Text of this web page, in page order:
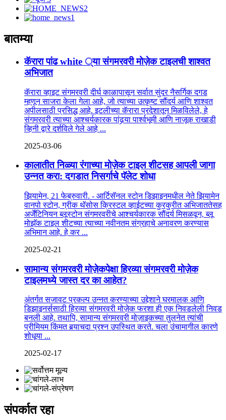
बातम्या
कॅरारा पांढ white ्या संगमरवरी मोज़ेक टाइलची शाश्वत
अभिजात
कॅरारा व्हाइट संगमरवरी दीर्घ काळापासून सर्वात सुंदर नैसर्गिक दगड
म्हणून साजरा केला गेला आहे, जो त्याच्या उत्कृष्ट सौंदर्य आणि शाश्वत
अपीलसाठी प्रसिद्ध आहे. इटलीच्या कॅरारा प्रदेशातून मिळविलेले, हे
संगमरवरी त्याच्या आश्चर्यकारक पांढर्‍या पार्श्वभूमी आणि नाजूक राखाडी
व्हिनी द्वारे दर्शविले गेले आहे ...
2025-03-06
कालातीत निळ्या रंगाच्या मोज़ेक टाइल शीटसह आपली जागा
उन्नत करा: दगडात निसर्गाचे पॅलेट शोधा
झियामेन, 21 फेब्रुवारी. - आर्टिसॅनल स्टोन डिझाइनमधील नेते झियामेन
वानपो स्टोन, ग्रीक थॅसोस क्रिस्टल व्हाईटच्या कुरकुरीत अभिजाततेसह
अर्जेंटिनियन ब्लूस्टोन संगमरवरीचे आश्चर्यकारक सौंदर्य मिसळवून, ब्लू
मोझॅक टाइल शीटच्या त्याच्या नवीनतम संग्रहाचे अनावरण करण्यास
अभिमान आहे. हे कर ...
2025-02-21
सामान्य संगमरवरी मोज़ेकपेक्षा हिरव्या संगमरवरी मोज़ेक
टाइलमध्ये जास्त दर का आहेत?
अंतर्गत सजावट प्रकल्प उन्नत करण्याच्या उद्देशाने घरमालक आणि
डिझाइनर्ससाठी हिरव्या संगमरवरी मोज़ेक फरशा ही एक निवडलेली निवड
बनली आहे. तथापि, सामान्य संगमरवरी मोज़ाइकच्या तुलनेत त्यांची
प्रीमियम किंमत बर्‍याचदा प्रश्न उपस्थित करते. चला उंचामागील कारणे
शोधूया ...
2025-02-17
संपर्कात रहा